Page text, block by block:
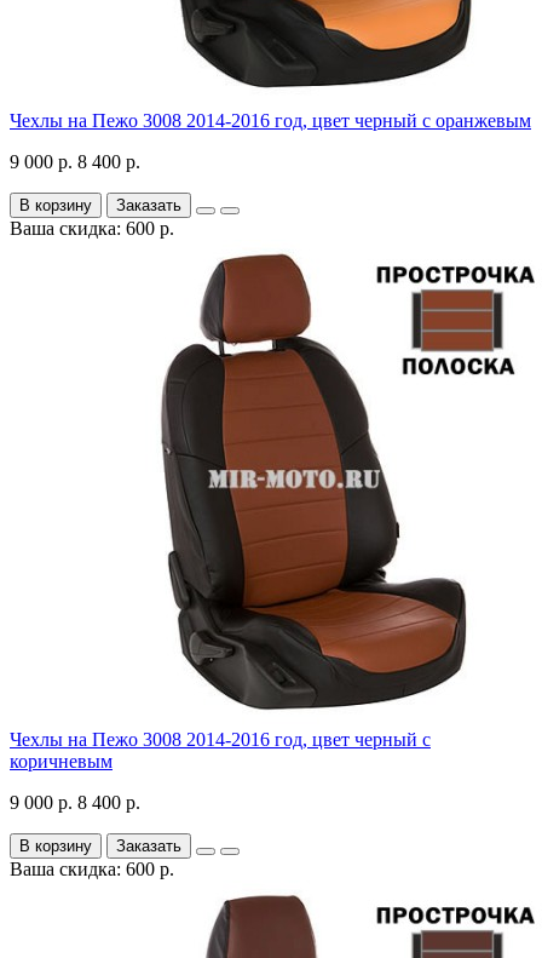
Чехлы на Пежо 3008 2014-2016 год, цвет черный с оранжевым
9 000 р. 8 400 р.
В корзину Заказать
Ваша скидка: 600 р.
Чехлы на Пежо 3008 2014-2016 год, цвет черный с
коричневым
9 000 р. 8 400 р.
В корзину Заказать
Ваша скидка: 600 р.